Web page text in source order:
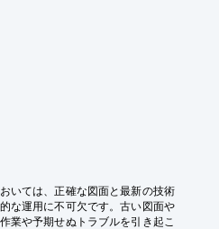
いては、正確な図面と最新の技術
な運用に不可欠です。古い図面や
業や予期せぬトラブルを引き起こ